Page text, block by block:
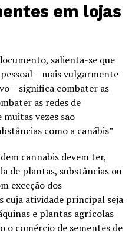
em lojas
salienta-se que
– mais vulgarmente
– significa combater as
as redes de
vezes são
como a canábis”
cannabis devem ter,
de plantas, substâncias ou
exceção dos
cuja atividade principal seja
e plantas agrícolas
o comércio de sementes de